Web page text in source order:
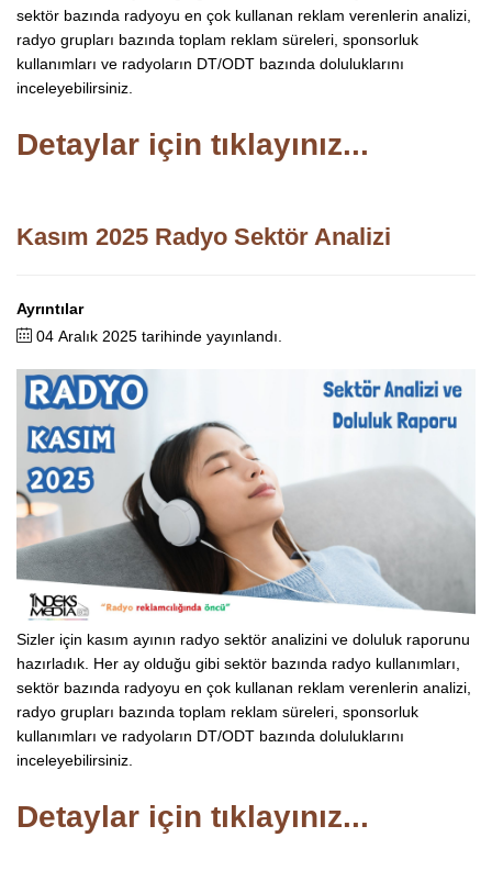
sektör bazında radyoyu en çok kullanan reklam verenlerin analizi,
radyo grupları bazında toplam reklam süreleri, sponsorluk
kullanımları ve radyoların DT/ODT bazında doluluklarını
inceleyebilirsiniz.
Detaylar için tıklayınız...
Kasım 2025 Radyo Sektör Analizi
Ayrıntılar
04 Aralık 2025 tarihinde yayınlandı.
Sizler için kasım ayının radyo sektör analizini ve doluluk raporunu
hazırladık. Her ay olduğu gibi sektör bazında radyo kullanımları,
sektör bazında radyoyu en çok kullanan reklam verenlerin analizi,
radyo grupları bazında toplam reklam süreleri, sponsorluk
kullanımları ve radyoların DT/ODT bazında doluluklarını
inceleyebilirsiniz.
Detaylar için tıklayınız...